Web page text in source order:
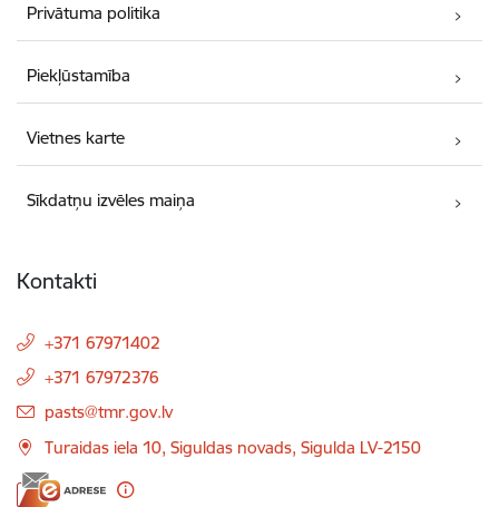
Privātuma politika
Piekļūstamība
Vietnes karte
Sīkdatņu izvēles maiņa
Kontakti
+371 67971402
+371 67972376
E-pasts:
pasts@tmr.gov.lv
Turaidas iela 10, Siguldas novads, Sigulda LV-2150